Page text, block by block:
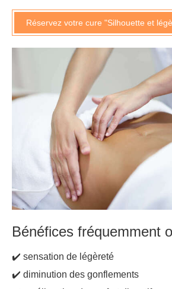
Réservez votre cure "Silhouette et
Bénéfices fréquemment
✔️ sensation de légèreté
✔️ diminution des gonflements